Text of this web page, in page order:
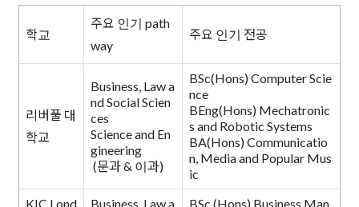
학교
주요 인기 path
way
주요 인기 전공
리버풀 대
학교
Business, Law a
nd Social Scien
ces
Science and En
gineering
(문과 & 이과)
BSc(Hons) Computer Scie
nce
BEng(Hons) Mechatronic
s and Robotic Systems
BA(Hons) Communicatio
n, Media and Popular Mus
ic
KIC Lond
Business, Law a
BSc (Hons) Business Man